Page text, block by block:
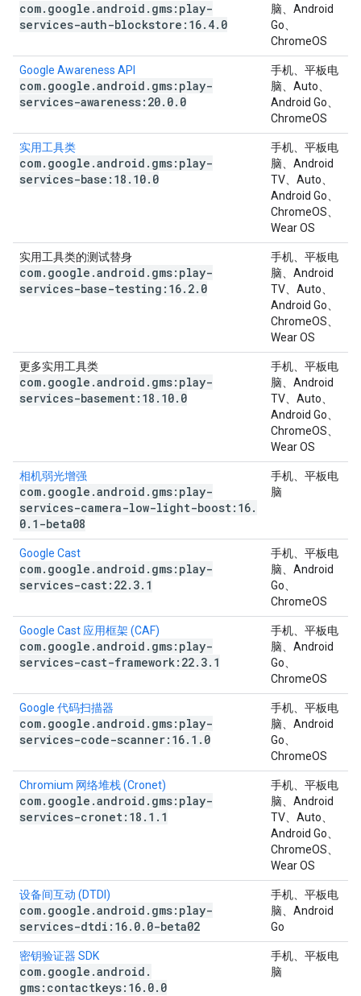
com. google .android . gms:play-
services-auth-blockstore:16. 4. 0
脑、Android
Go、
ChromeOS
Google Awareness API
com. google .android . gms:play-
services-awareness:20. 0. 0
手机、平板电
脑、Auto、
Android Go、
ChromeOS
实用工具类
com. google .android . gms:play-
services-base:18 . 10. 0
手机、平板电
脑、Android
TV、Auto、
Android Go、
ChromeOS、
Wear OS
实用工具类的测试替身
com. google .android . gms:play-
services-base-testing:16. 2. 0
手机、平板电
脑、Android
TV、Auto、
Android Go、
ChromeOS、
Wear OS
更多实用工具类
com. google .android . gms:play-
services-basement:18 . 10. 0
手机、平板电
脑、Android
TV、Auto、
Android Go、
ChromeOS、
Wear OS
相机弱光增强
com. google .android . gms:play-
services-camera-low-light-boost:16.
0. 1-beta08
手机、平板电
脑
Google Cast
com. google .android . gms:play-
services-cast:22. 3. 1
手机、平板电
脑、Android
Go、
ChromeOS
Google Cast 应用框架 (CAF)
com. google .android . gms:play-
services-cast-framework:22. 3. 1
手机、平板电
脑、Android
Go、
ChromeOS
Google 代码扫描器
com. google .android . gms:play-
services-code-scanner:16. 1 . 0
手机、平板电
脑、Android
Go、
ChromeOS
Chromium 网络堆栈 (Cronet)
com. google .android . gms:play-
services-cronet:18 . 1 . 1
手机、平板电
脑、Android
TV、Auto、
Android Go、
ChromeOS、
Wear OS
设备间互动 (DTDI)
com. google .android . gms:play-
services-dtdi:16. 0. 0-beta02
手机、平板电
脑、Android
Go
密钥验证器 SDK
com. google .android .
gms:contactkeys:16. 0. 0
手机、平板电
脑